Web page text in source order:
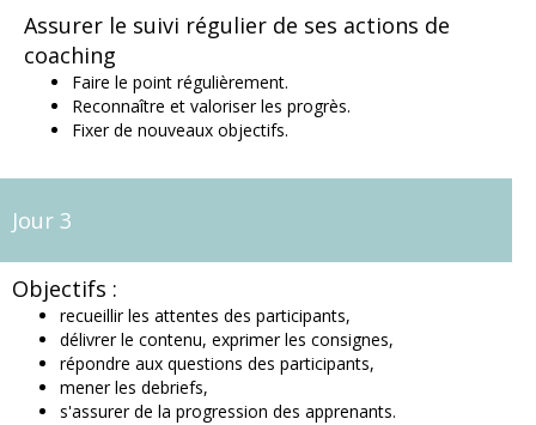
Assurer le suivi régulier de ses actions de
coaching
Faire le point régulièrement.
Reconnaître et valoriser les progrès.
Fixer de nouveaux objectifs.
Jour 3
Objectifs :
recueillir les attentes des participants,
délivrer le contenu, exprimer les consignes,
répondre aux questions des participants,
mener les debriefs,
s'assurer de la progression des apprenants.